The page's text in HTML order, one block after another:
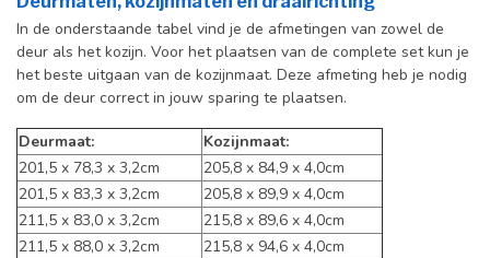
In de onderstaande tabel vind je de afmetingen van zowel de
deur als het kozijn. Voor het plaatsen van de complete set kun je
het beste uitgaan van de kozijnmaat. Deze afmeting heb je nodig
om de deur correct in jouw sparing te plaatsen.
Deurmaat:
Kozijnmaat:
201,5 x 78,3 x 3,2cm
205,8 x 84,9 x 4,0cm
201,5 x 83,3 x 3,2cm
205,8 x 89,9 x 4,0cm
211,5 x 83,0 x 3,2cm
215,8 x 89,6 x 4,0cm
211,5 x 88,0 x 3,2cm
215,8 x 94,6 x 4,0cm